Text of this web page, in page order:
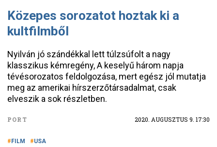
Közepes sorozatot hoztak ki a
kultfilmből
Nyilván jó szándékkal lett túlzsúfolt a nagy
klasszikus kémregény, A keselyű három napja
tévésorozatos feldolgozása, mert egész jól mutatja
meg az amerikai hírszerzőtársadalmat, csak
elveszik a sok részletben.
PORT 2020. AUGUSZTUS 9. 17:30
FILM USA